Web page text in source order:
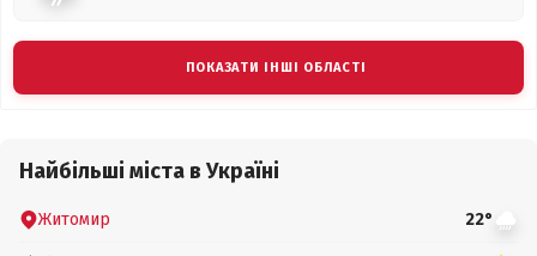
ПОКАЗАТИ ІНШІ ОБЛАСТІ
Найбільші міста в Україні
Житомир 22°